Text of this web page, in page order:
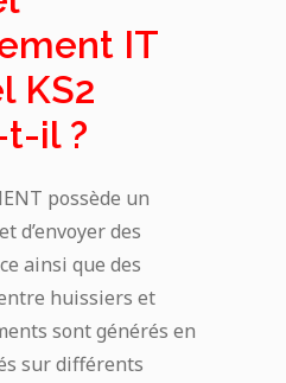
IT
KS2
t-il ?
possède un
d’envoyer des
ainsi que des
huissiers et
sont générés en
sur différents